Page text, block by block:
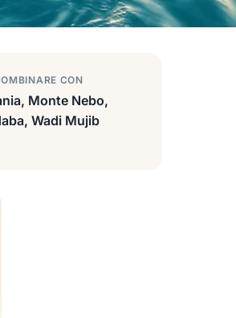
CON
Monte Nebo,
Wadi Mujib